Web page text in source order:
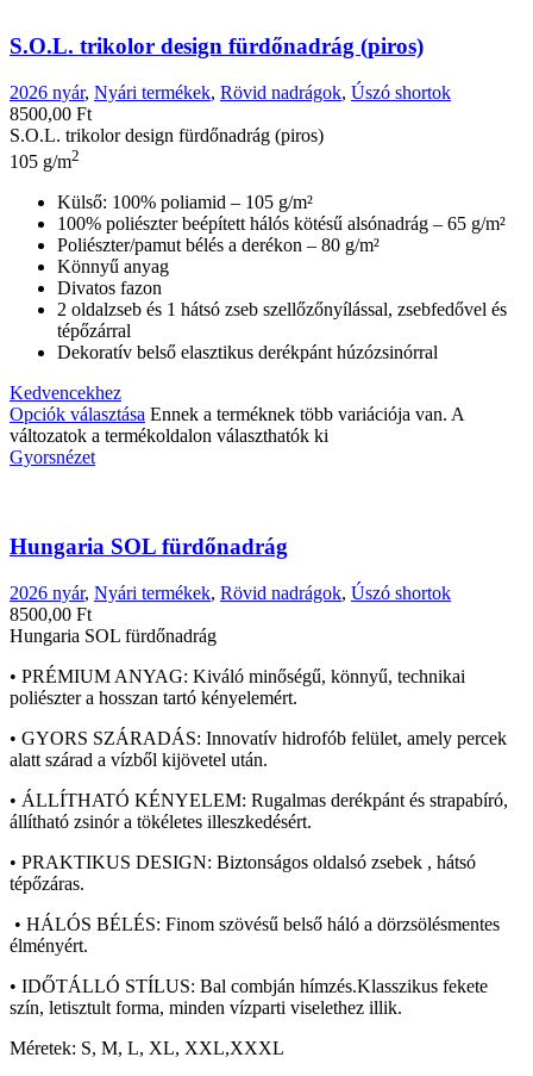
S.O.L. trikolor design fürdőnadrág (piros)
2026 nyár, Nyári termékek, Rövid nadrágok, Úszó shortok
8500,00 Ft
S.O.L. trikolor design fürdőnadrág (piros)
105 g/m2
Külső: 100% poliamid – 105 g/m²
100% poliészter beépített hálós kötésű alsónadrág – 65 g/m²
Poliészter/pamut bélés a derékon – 80 g/m²
Könnyű anyag
Divatos fazon
2 oldalzseb és 1 hátsó zseb szellőzőnyílással, zsebfedővel és
tépőzárral
Dekoratív belső elasztikus derékpánt húzózsinórral
Kedvencekhez
Opciók választása Ennek a terméknek több variációja van. A
változatok a termékoldalon választhatók ki
Gyorsnézet
Hungaria SOL fürdőnadrág
2026 nyár, Nyári termékek, Rövid nadrágok, Úszó shortok
8500,00 Ft
Hungaria SOL fürdőnadrág
• PRÉMIUM ANYAG: Kiváló minőségű, könnyű, technikai
poliészter a hosszan tartó kényelemért.
• GYORS SZÁRADÁS: Innovatív hidrofób felület, amely percek
alatt szárad a vízből kijövetel után.
• ÁLLÍTHATÓ KÉNYELEM: Rugalmas derékpánt és strapabíró,
állítható zsinór a tökéletes illeszkedésért.
• PRAKTIKUS DESIGN: Biztonságos oldalsó zsebek , hátsó
tépőzáras.
• HÁLÓS BÉLÉS: Finom szövésű belső háló a dörzsölésmentes
élményért.
• IDŐTÁLLÓ STÍLUS: Bal combján hímzés.Klasszikus fekete
szín, letisztult forma, minden vízparti viselethez illik.
Méretek: S, M, L, XL, XXL,XXXL